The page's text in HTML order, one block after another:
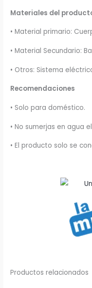
Materiales del
• Material primario:
• Material Secundario:
• Otros: Sistema
Recomendaciones
• Solo para doméstico.
• No sumerjas en agua
• El producto solo se
Productos relacionados